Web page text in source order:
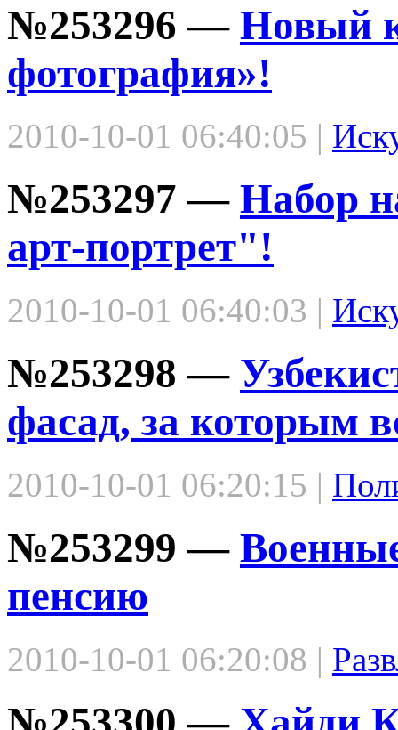
№253296 — Новый
фотография»!
2010-10-01 06:40:05 |
№253297 — Набор
арт-портрет"!
2010-10-01 06:40:03 |
№253298 —
фасад, за которым
2010-10-01 06:20:15 |
№253299 —
пенсию
2010-10-01 06:20:08 |